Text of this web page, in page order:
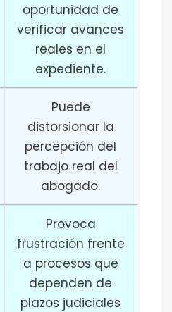
oportunidad de
verificar avances
reales en el
expediente.
Puede
distorsionar la
percepción del
trabajo real del
abogado.
Provoca
frustración frente
a procesos que
dependen de
plazos judiciales